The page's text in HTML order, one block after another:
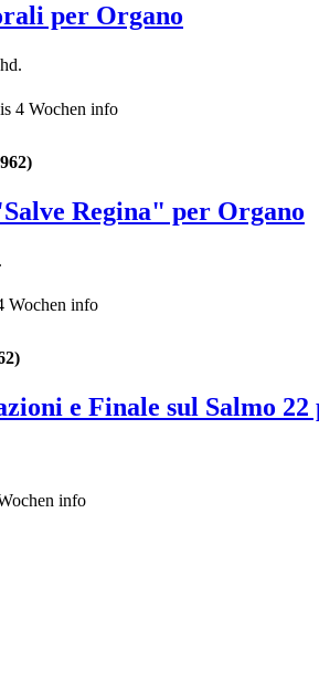
per Organo
4 Wochen info
Regina" per Organo
Wochen info
e Finale sul Salmo 22
info